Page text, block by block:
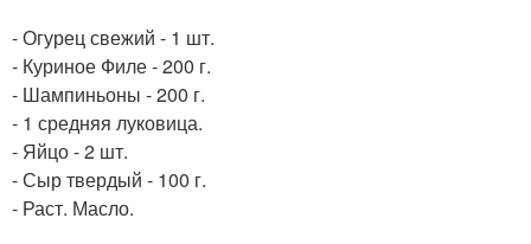
- Огурец свежий - 1 шт.
- Куриное Филе - 200 г.
- Шампиньоны - 200 г.
- 1 средняя луковица.
- Яйцо - 2 шт.
- Сыр твердый - 100 г.
- Раст. Масло.